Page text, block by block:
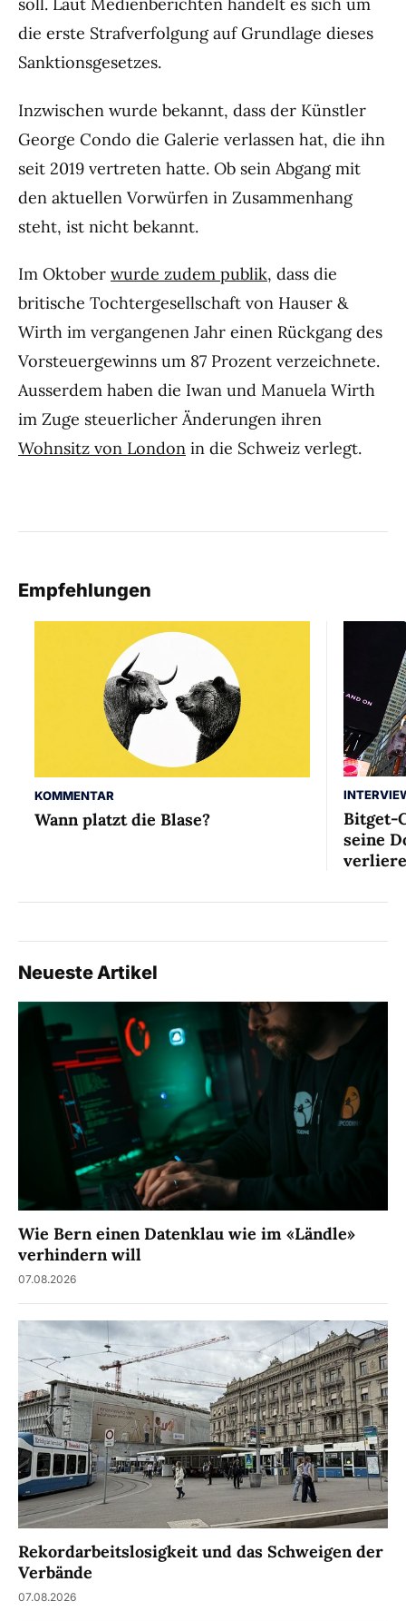
die erste Strafverfolgung auf Grundlage dieses
Sanktionsgesetzes.
Inzwischen wurde bekannt, dass der Künstler
George Condo die Galerie verlassen hat, die ihn
seit 2019 vertreten hatte. Ob sein Abgang mit
den aktuellen Vorwürfen in Zusammenhang
steht, ist nicht bekannt.
Im Oktober wurde zudem publik, dass die
britische Tochtergesellschaft von Hauser &
Wirth im vergangenen Jahr einen Rückgang des
Vorsteuergewinns um 87 Prozent verzeichnete.
Ausserdem haben die Iwan und Manuela Wirth
im Zuge steuerlicher Änderungen ihren
Wohnsitz von London in die Schweiz verlegt.
Empfehlungen
KOMMENTAR
Wann platzt die Blase?
Bitget-
seine
Neueste Artikel
Wie Bern einen Datenklau wie im «Ländle»
verhindern will
07.08.2026
Rekordarbeitslosigkeit und das Schweigen der
Verbände
07.08.2026